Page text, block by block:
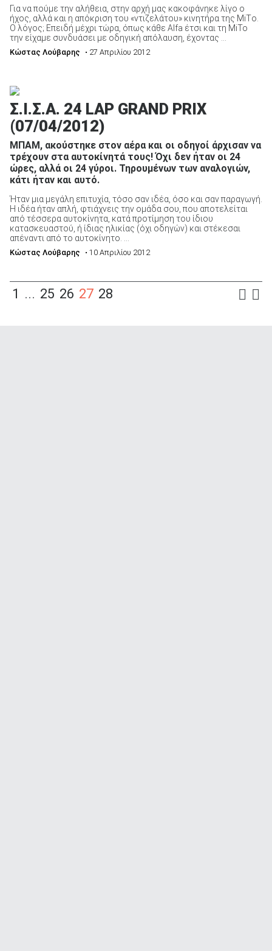
Για να πούμε την αλήθεια, στην αρχή μας κακοφάνηκε λίγο ο
ήχος, αλλά και η απόκριση του «ντιζελάτου» κινητήρα της MiΤo.
Ο λόγος; Επειδή μέχρι τώρα, όπως κάθε Alfa έτσι και τη MiTo
την είχαμε συνδυάσει με οδηγική απόλαυση, έχοντας ...
Κώστας Λούβαρης • 27 Απριλίου 2012
Σ.Ι.Σ.Α. 24 LAP GRAND PRIX
(07/04/2012)
ΜΠΑΜ, ακούστηκε στον αέρα και οι οδηγοί άρχισαν να
τρέχουν στα αυτοκίνητά τους! Όχι δεν ήταν οι 24
ώρες, αλλά οι 24 γύροι. Τηρουμένων των αναλογιών,
κάτι ήταν και αυτό.
Ήταν μια μεγάλη επιτυχία, τόσο σαν ιδέα, όσο και σαν παραγωγή.
Η ιδέα ήταν απλή, φτιάχνεις την ομάδα σου, που αποτελείται
από τέσσερα αυτοκίνητα, κατά προτίμηση του ίδιου
κατασκευαστού, ή ίδιας ηλικίας (όχι οδηγών) και στέκεσαι
απέναντι από το αυτοκίνητο. ...
Κώστας Λούβαρης • 10 Απριλίου 2012
1 ... 25 26 27 28